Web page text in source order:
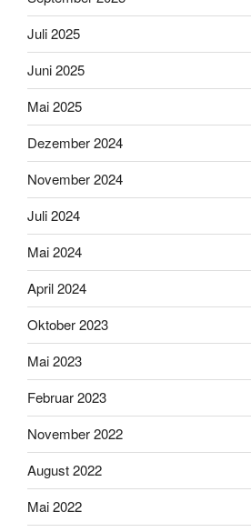
Juli 2025
Juni 2025
Mai 2025
Dezember 2024
November 2024
Juli 2024
Mai 2024
April 2024
Oktober 2023
Mai 2023
Februar 2023
November 2022
August 2022
Mai 2022